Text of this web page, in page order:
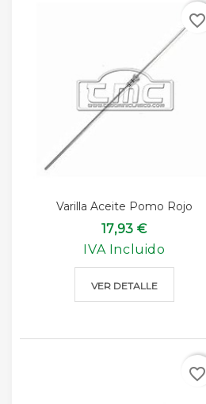
Varilla Aceite Pomo Rojo
17,93 €
IVA Incluido
VER DETALLE
favorite_border
favorite_border